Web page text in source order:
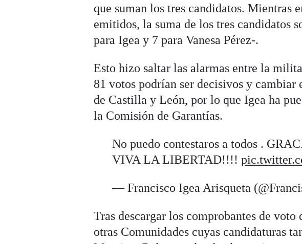
que suman los tres candidatos. Mientras
emitidos, la suma de los tres candidatos
para Igea y 7 para Vanesa Pérez-.
Esto hizo saltar las alarmas entre la
81 votos podrían ser decisivos y
de Castilla y León, por lo que Igea ha
la Comisión de Garantías.
No puedo contestaros a todos .
VIVA LA LIBERTAD!!!!
— Francisco Igea Arisqueta
Tras descargar los comprobantes de
otras Comunidades cuyas candidaturas